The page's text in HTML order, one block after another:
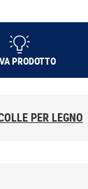
PRODOTTO
PER LEGNO